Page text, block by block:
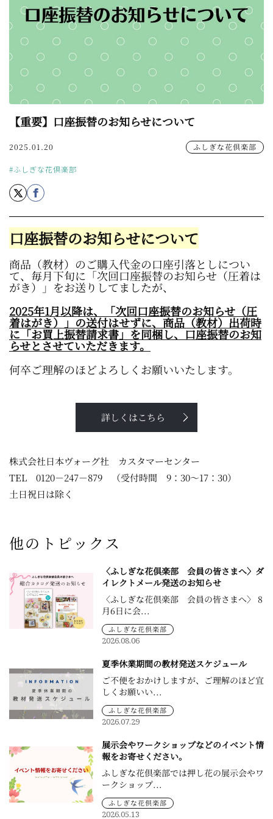
【重要】口座振替のお知らせについて
2025.01.20 ふしぎな花倶楽部
#ふしぎな花倶楽部
口座振替のお知らせについて
商品（教材）のご購入代金の口座引落としについ
て、毎月下旬に「次回口座振替のお知らせ（圧着は
がき）」をお送りしてましたが、
2025年1月以降は、「次回口座振替のお知らせ（圧
着はがき）」の送付はせずに、商品（教材）出荷時
に「お買上振替請求書」を同梱し、口座振替のお知
らせとさせていただきます。
何卒ご理解のほどよろしくお願いいたします。
詳しくはこちら
株式会社日本ヴォーグ社 カスタマーセンター
TEL 0120－247－879 （受付時間 9：30～17：30）
土日祝日は除く
他のトピックス
〈ふしぎな花倶楽部 会員の皆さまへ〉ダ
イレクトメール発送のお知らせ
〈ふしぎな花倶楽部 会員の皆さまへ〉 8
月6日に会...
ふしぎな花倶楽部
2026.08.06
夏季休業期間の教材発送スケジュール
ご不便をおかけしますが、ご理解のほど宜
しくお願いい...
ふしぎな花倶楽部
2026.07.29
展示会やワークショップなどのイベント情
報をお寄せください。
ふしぎな花倶楽部では押し花の展示会やワ
ークショップ...
ふしぎな花倶楽部
2026.05.13